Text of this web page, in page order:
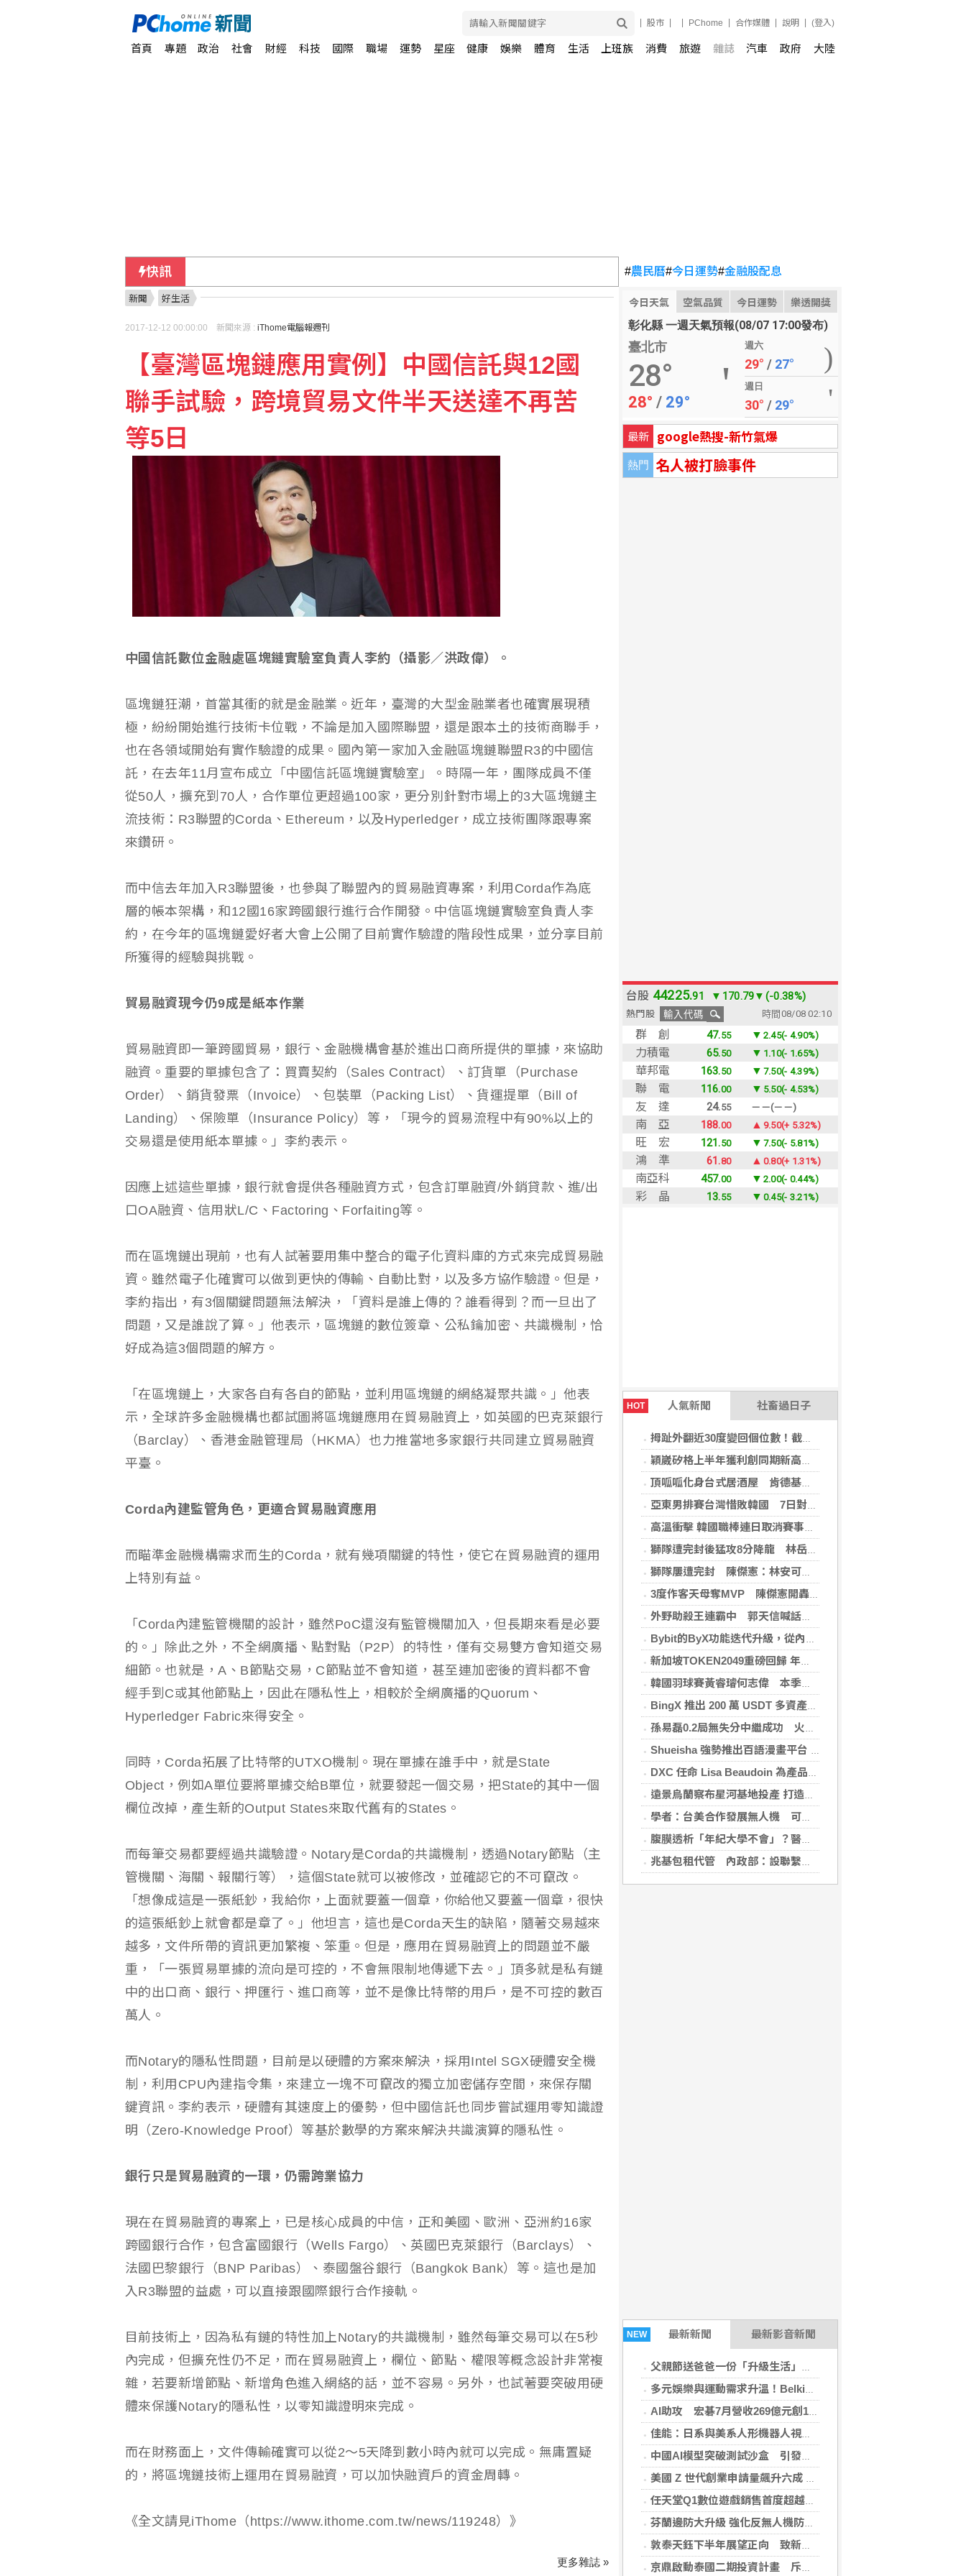
股市 PChome 合作媒體 說明 (登入)
首頁 專題 政治 社會 財經 科技 國際 職場 運勢 星座 健康 娛樂 體育 生活 上班族 消費 旅遊 雜誌 汽車 政府 大陸
快訊 #農民曆#今日運勢#金融股配息
今日天氣 空氣品質 今日運勢 樂透開獎
彰化縣 一週天氣預報(08/07 17:00發布)
臺北市
28°
28° / 29°
週六
29° / 27°
週日
30° / 29°
最新 google熱搜-新竹氣爆
熱門 名人被打臉事件
HOT 人氣新聞 社畜過日子
拇趾外翻近30度變回個位數！截骨矯正助重返登山活動
穎崴矽格上半年獲利創同期新高 AI先進製程需求帶動
頂呱呱化身台式居酒屋 肯德基聯名EVA攻漫迷
亞東男排賽台灣惜敗韓國 7日對戰日本拚4強
高溫衝擊 韓國職棒連日取消賽事、11日起晚間7時開打
獅隊遭完封後猛攻8分降龍 林岳平：總是要發揮
獅隊屢遭完封 陳傑憲：林安可這種天才也願改變
3度作客天母奪MVP 陳傑憲開轟擊退雙殺心魔
外野助殺王連霸中 郭天信喊話挑戰生涯百助殺
Bybit的ByX功能迭代升級，從內容平台全面進化為社交交易樞紐，新增多項特色功能
新加坡TOKEN2049重磅回歸 年度行業頂級盛會再度啟幕
韓國羽球賽黃睿璿何志偉 本季首闖超級賽男雙8強
BingX 推出 200 萬 USDT 多資產交易活動，聚焦當前最受關注的市場趨勢
孫易磊0.2局無失分中繼成功 火腿擊敗軟銀
Shueisha 強勢推出百語漫畫平台 MANGA MILLION 大舉進軍全球市場
DXC 任命 Lisa Beaudoin 為產品總監，以加速產品導向型增長
遠景烏蘭察布星河基地投產 打造吉瓦級AI基礎設施新模式
學者：台美合作發展無人機 可降對中依賴強化嚇阻
腹膜透析「年紀大學不會」？醫：年齡並非限制 評估還要看3面向
兆基包租代管 內政部：設聯繫諮詢窗口統一受理
NEW 最新新聞 最新影音新聞
父親節送爸爸一份「升級生活」的禮物！全國電子仁德中山店盛大開幕 家電9折、滿千抽好禮
多元娛樂與運動需求升溫！Belkin 打造多情境科技配件生態系全新推出 Nintendo Switch 2 系列配件 升級遊戲體驗
AI助攻 宏碁7月營收269億元創13年同期新高
佳能：日系與美系人形機器人視覺模組 下半年出貨
中國AI模型突破測試沙盒 引發資安風險疑慮
美國 Z 世代創業申請量飆升六成 AI 助攻降低門檻
任天堂Q1數位遊戲銷售首度超越實體 硬體銷量持續疲軟
芬蘭邊防大升級 強化反無人機防禦網
敦泰天鈺下半年展望正向 致新爭取更多晶圓產能
京鼎啟動泰國二期投資計畫 斥資2.34億美元擴廠
新聞 好生活
2017-12-12 00:00:00 新聞來源 : iThome電腦報週刊
【臺灣區塊鏈應用實例】中國信託與12國
聯手試驗，跨境貿易文件半天送達不再苦
等5日
中國信託數位金融處區塊鏈實驗室負責人李約（攝影／洪政偉）。
區塊鏈狂潮，首當其衝的就是金融業。近年，臺灣的大型金融業者也確實展現積
極，紛紛開始進行技術卡位戰，不論是加入國際聯盟，還是跟本土的技術商聯手，
也在各領域開始有實作驗證的成果。國內第一家加入金融區塊鏈聯盟R3的中國信
託，在去年11月宣布成立「中國信託區塊鏈實驗室」。時隔一年，團隊成員不僅
從50人，擴充到70人，合作單位更超過100家，更分別針對市場上的3大區塊鏈主
流技術：R3聯盟的Corda、Ethereum，以及Hyperledger，成立技術團隊跟專案
來鑽研。
而中信去年加入R3聯盟後，也參與了聯盟內的貿易融資專案，利用Corda作為底
層的帳本架構，和12國16家跨國銀行進行合作開發。中信區塊鏈實驗室負責人李
約，在今年的區塊鏈愛好者大會上公開了目前實作驗證的階段性成果，並分享目前
所獲得的經驗與挑戰。
貿易融資現今仍9成是紙本作業
貿易融資即一筆跨國貿易，銀行、金融機構會基於進出口商所提供的單據，來協助
融資。重要的單據包含了：買賣契約（Sales Contract）、訂貨單（Purchase
Order）、銷貨發票（Invoice）、包裝單（Packing List）、貨運提單（Bill of
Landing）、保險單（Insurance Policy）等，「現今的貿易流程中有90%以上的
交易還是使用紙本單據。」李約表示。
因應上述這些單據，銀行就會提供各種融資方式，包含訂單融資/外銷貸款、進/出
口OA融資、信用狀L/C、Factoring、Forfaiting等。
而在區塊鏈出現前，也有人試著要用集中整合的電子化資料庫的方式來完成貿易融
資。雖然電子化確實可以做到更快的傳輸、自動比對，以及多方協作驗證。但是，
李約指出，有3個關鍵問題無法解決，「資料是誰上傳的？誰看得到？而一旦出了
問題，又是誰說了算。」他表示，區塊鏈的數位簽章、公私鑰加密、共識機制，恰
好成為這3個問題的解方。
「在區塊鏈上，大家各自有各自的節點，並利用區塊鏈的網絡凝聚共識。」他表
示，全球許多金融機構也都試圖將區塊鏈應用在貿易融資上，如英國的巴克萊銀行
（Barclay）、香港金融管理局（HKMA）也力推當地多家銀行共同建立貿易融資
平臺。
Corda內建監管角色，更適合貿易融資應用
而瞄準金融機構需求而生的Corda，就有幾項關鍵的特性，使它在貿易融資的運用
上特別有益。
「Corda內建監管機關的設計，雖然PoC還沒有監管機關加入，但長期來看是必要
的。」除此之外，不全網廣播、點對點（P2P）的特性，僅有交易雙方會知道交易
細節。也就是，A、B節點交易，C節點並不會知道，甚至連加密後的資料都不會
經手到C或其他節點上，因此在隱私性上，相較於全網廣播的Quorum、
Hyperledger Fabric來得安全。
同時，Corda拓展了比特幣的UTXO機制。現在單據在誰手中，就是State
Object，例如A單位要將單據交給B單位，就要發起一個交易，把State的其中一個
欄位改掉，產生新的Output States來取代舊有的States。
而每筆交易都要經過共識驗證。Notary是Corda的共識機制，透過Notary節點（主
管機關、海關、報關行等），這個State就可以被修改，並確認它的不可竄改。
「想像成這是一張紙鈔，我給你，上面就要蓋一個章，你給他又要蓋一個章，很快
的這張紙鈔上就會都是章了。」他坦言，這也是Corda天生的缺陷，隨著交易越來
越多，文件所帶的資訊更加繁複、笨重。但是，應用在貿易融資上的問題並不嚴
重，「一張貿易單據的流向是可控的，不會無限制地傳遞下去。」頂多就是私有鏈
中的出口商、銀行、押匯行、進口商等，並不是像比特幣的用戶，是不可控的數百
萬人。
而Notary的隱私性問題，目前是以硬體的方案來解決，採用Intel SGX硬體安全機
制，利用CPU內建指令集，來建立一塊不可竄改的獨立加密儲存空間，來保存關
鍵資訊。李約表示，硬體有其速度上的優勢，但中國信託也同步嘗試運用零知識證
明（Zero-Knowledge Proof）等基於數學的方案來解決共識演算的隱私性。
銀行只是貿易融資的一環，仍需跨業協力
現在在貿易融資的專案上，已是核心成員的中信，正和美國、歐洲、亞洲約16家
跨國銀行合作，包含富國銀行（Wells Fargo）、英國巴克萊銀行（Barclays）、
法國巴黎銀行（BNP Paribas）、泰國盤谷銀行（Bangkok Bank）等。這也是加
入R3聯盟的益處，可以直接跟國際銀行合作接軌。
目前技術上，因為私有鏈的特性加上Notary的共識機制，雖然每筆交易可以在5秒
內完成，但擴充性仍不足，而在貿易融資上，欄位、節點、權限等概念設計非常複
雜，若要新增節點、新增角色進入網絡的話，並不容易。另外，也試著要突破用硬
體來保護Notary的隱私性，以零知識證明來完成。
而在財務面上，文件傳輸確實可以從2～5天降到數小時內就可以完成。無庸置疑
的，將區塊鏈技術上運用在貿易融資，可以加快融資戶的資金周轉。
《全文請見iThome（https://www.ithome.com.tw/news/119248）》
更多雜誌 »